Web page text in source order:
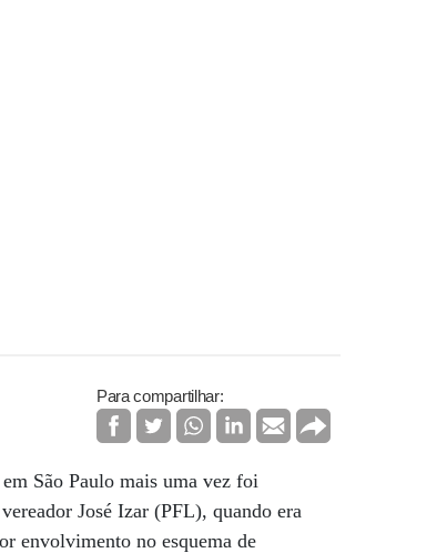
Para compartilhar:
São Paulo mais uma vez foi
José Izar (PFL), quando era
envolvimento no esquema de